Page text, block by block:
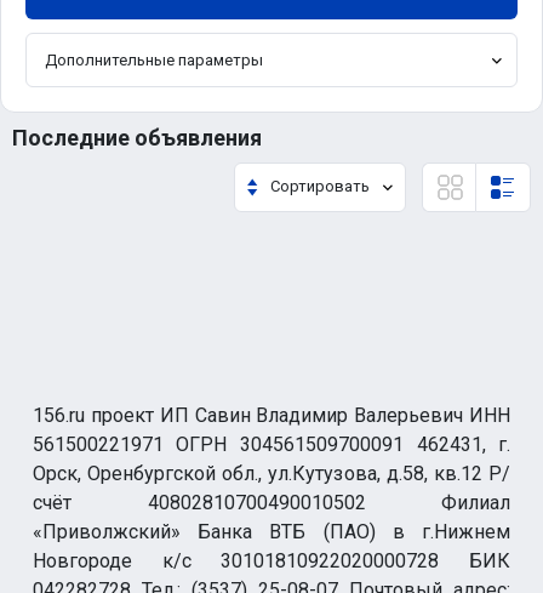
Дополнительные параметры
Последние объявления
Сортировать
156.ru проект ИП Савин Владимир Валерьевич ИНН
561500221971 ОГРН 304561509700091 462431, г.
Орск, Оренбургской обл., ул.Кутузова, д.58, кв.12 Р/
счёт 40802810700490010502 Филиал
«Приволжский» Банка ВТБ (ПАО) в г.Нижнем
Новгороде к/с 30101810922020000728 БИК